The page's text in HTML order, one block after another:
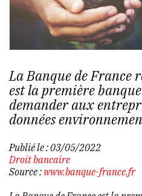
La Banque de France
est la première
demander aux
données
Publié le :03/05/2022
Droit bancaire
Source : www.banque-france.fr